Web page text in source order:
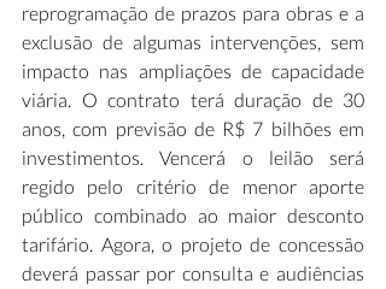
reprogramação de prazos para obras e a
exclusão de algumas intervenções, sem
impacto nas ampliações de capacidade
viária. O contrato terá duração de 30
anos, com previsão de R$ 7 bilhões em
investimentos. Vencerá o leilão será
regido pelo critério de menor aporte
público combinado ao maior desconto
tarifário. Agora, o projeto de concessão
deverá passar por consulta e audiências